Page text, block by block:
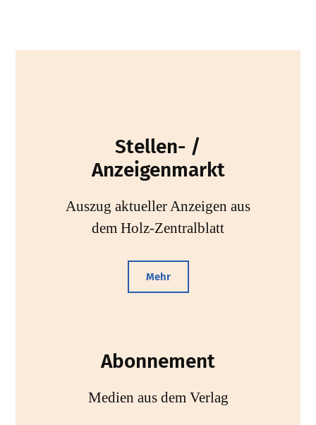
Stellen- /
Anzeigenmarkt
Auszug aktueller Anzeigen aus
dem Holz-Zentralblatt
Mehr
Abonnement
Medien aus dem Verlag